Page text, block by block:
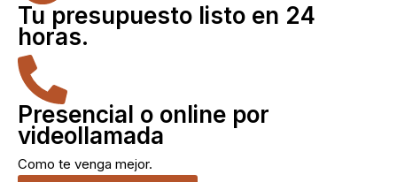
Tu presupuesto listo en 24
horas.
Presencial o online por
videollamada
Como te venga mejor.